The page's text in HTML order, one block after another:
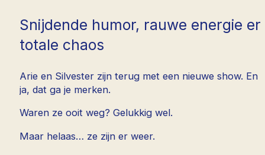
Snijdende humor, rauwe energie en
totale chaos
Arie en Silvester zijn terug met een nieuwe show. En
ja, dat ga je merken.
Waren ze ooit weg? Gelukkig wel.
Maar helaas… ze zijn er weer.